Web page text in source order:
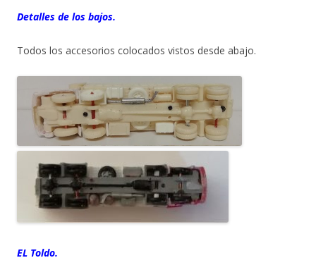
Detalles de los bajos.
Todos los accesorios colocados vistos desde abajo.
EL Toldo.